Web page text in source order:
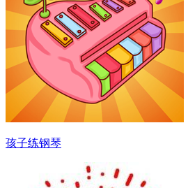
孩子练钢琴